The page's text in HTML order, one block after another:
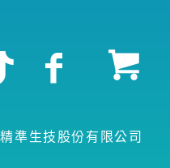
準生技股份有限公司